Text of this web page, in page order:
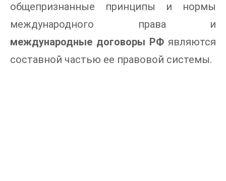
общепризнанные принципы и нормы
международного права и
международные договоры РФ являются
составной частью ее правовой системы.